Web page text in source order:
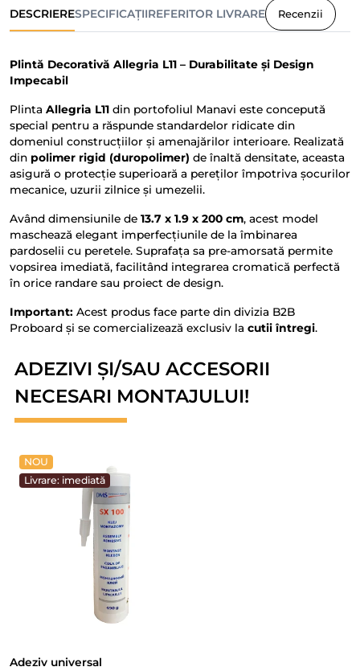
DESCRIERESPECIFICAȚIIREFERITOR LIVRARE Recenzii
Plintă Decorativă Allegria L11 – Durabilitate și Design
Impecabil
Plinta Allegria L11 din portofoliul Manavi este concepută
special pentru a răspunde standardelor ridicate din
domeniul construcțiilor și amenajărilor interioare. Realizată
din polimer rigid (duropolimer) de înaltă densitate, aceasta
asigură o protecție superioară a pereților împotriva șocurilor
mecanice, uzurii zilnice și umezelii.
Având dimensiunile de 13.7 x 1.9 x 200 cm, acest model
maschează elegant imperfecțiunile de la îmbinarea
pardoselii cu peretele. Suprafața sa pre-amorsată permite
vopsirea imediată, facilitând integrarea cromatică perfectă
în orice randare sau proiect de design.
Important: Acest produs face parte din divizia B2B
Proboard și se comercializează exclusiv la cutii întregi.
ADEZIVI ȘI/SAU ACCESORII
NECESARI MONTAJULUI!
NOU
Livrare: imediată
Adeziv universal